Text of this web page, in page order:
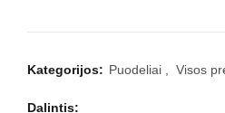
Kategorijos: Puodeliai Visos
Dalintis